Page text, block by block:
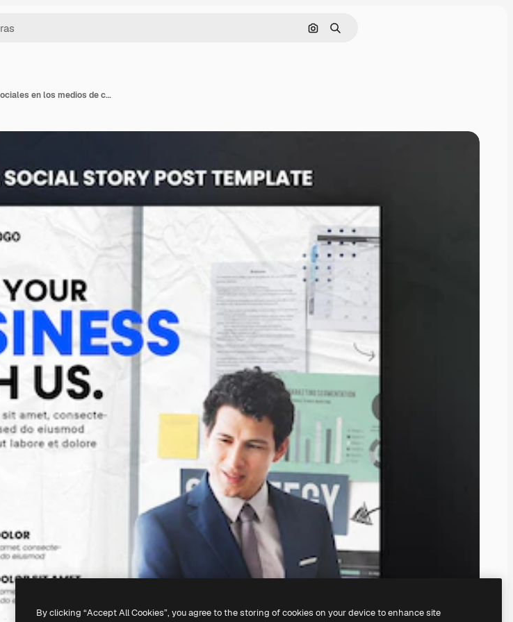
Buscar por imagen
Buscar
Desarrolla tu modelo de publicación de historias sociales en los medios de comunicación
By clicking “Accept All Cookies”, you agree to the storing of cookies on your device to enhance site